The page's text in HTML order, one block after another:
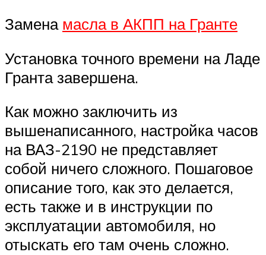
Замена масла в АКПП на Гранте
Установка точного времени на Ладе
Гранта завершена.
Как можно заключить из
вышенаписанного, настройка часов
на ВАЗ-2190 не представляет
собой ничего сложного. Пошаговое
описание того, как это делается,
есть также и в инструкции по
эксплуатации автомобиля, но
отыскать его там очень сложно.